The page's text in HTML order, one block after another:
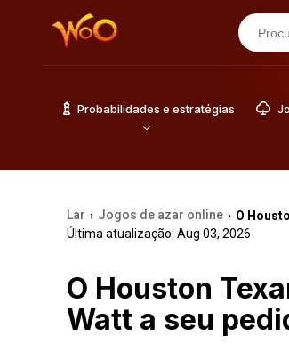
Probabilidades e estratégias
Lar › Jogos de azar online › O
Última atualização: Aug 03, 2026
O Houston
Watt a seu